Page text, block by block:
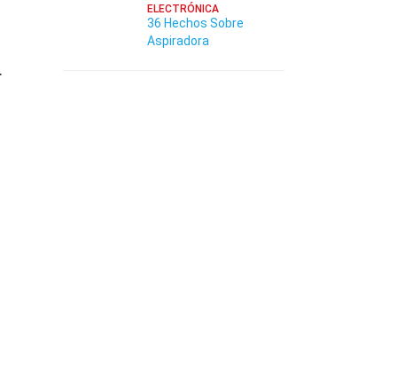
ELECTRÓNICA
36 Hechos Sobre
Aspiradora